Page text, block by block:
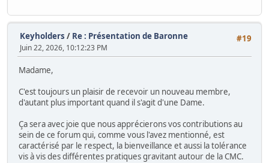
#19
Keyholders / Re : Présentation de Baronne
Juin 22, 2026, 10:12:23 PM
Madame,
C'est toujours un plaisir de recevoir un nouveau membre,
d'autant plus important quand il s'agit d'une Dame.
Ça sera avec joie que nous apprécierons vos contributions au
sein de ce forum qui, comme vous l'avez mentionné, est
caractérisé par le respect, la bienveillance et aussi la tolérance
vis à vis des différentes pratiques gravitant autour de la CMC.